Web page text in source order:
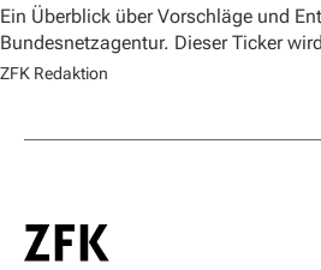
Ein Überblick über Vorschläge und
Bundesnetzagentur. Dieser Ticker
ZFK Redaktion